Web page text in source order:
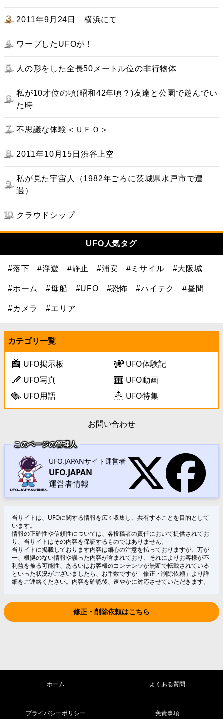
2011年9月24日 横浜にて
ワープしたUFOが！
人の形をした全長50メートル位の非行物体
私が10才位の頃(昭和42年頃？)友達と公園で遊んでい
た時
不思議な体験＜ＵＦＯ＞
2011年10月15日渋谷上空
私が見た宇宙人（1982年ごろに茨城県水戸市で遭
遇）
クラウドシップ
UFO人気タグ
#落下 #浮遊 #静止 #浦安 #ミサイル #大阪城
#ホーム #母船 #UFO #恐怖 #ハイテク #昼間
#カメラ #エリア
カテゴリ一覧
UFO掲示板
UFO体験記
UFO写真
UFO動画
UFO用語
UFO特集
お問い合わせ
このページの管理人
UFO.JAPANサイト運営者
UFO.JAPAN
運営者情報
当サイトは、UFOに関する情報を広く収集し、共有することを目的として
います。
情報の正確性や信頼性については、各投稿者の責任において提供されてお
り、当サイトはその内容を保証するものではありません。
当サイトに掲載しております内容は細心の注意を払っておりますが、万が
一、根拠のない情報や誤った内容が含まれており、それによりお客様が不
利益を被る可能性、あるいはお客様のコンテンツが無断で転載されている
といった状況がございましたら、お手数ですが「修正・削除依頼」より詳
細をご連絡ください。内容を確認後、速やかに対応させていただきます。
修正・削除依頼はこちら
ホーム よくある質問
プライバシーポリシー 免責事項